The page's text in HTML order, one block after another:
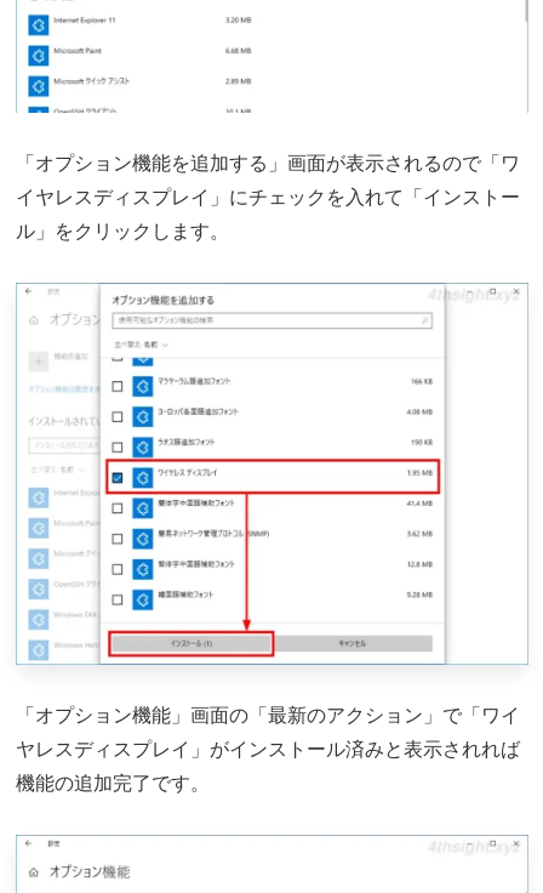
「オプション機能を追加する」画面が表示されるので「ワ
イヤレスディスプレイ」にチェックを入れて「インストー
ル」をクリックします。
「オプション機能」画面の「最新のアクション」で「ワイ
ヤレスディスプレイ」がインストール済みと表示されれば
機能の追加完了です。